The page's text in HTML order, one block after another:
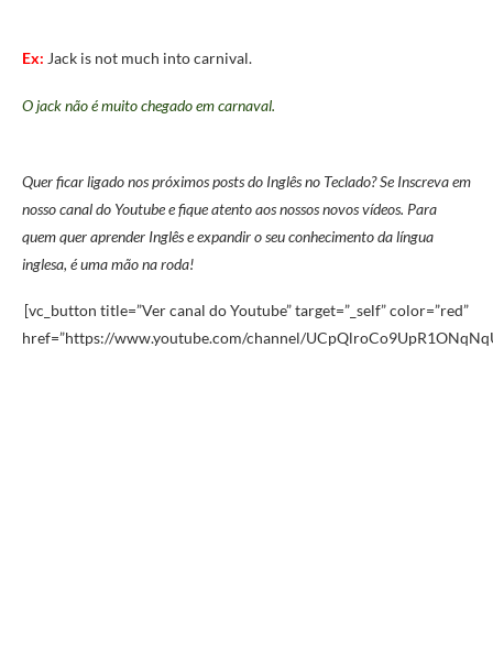
Ex: Jack is not much into carnival.
O jack não é muito chegado em carnaval.
Quer ficar ligado nos próximos posts do Inglês no Teclado? Se Inscreva em
nosso canal do Youtube e fique atento aos nossos novos vídeos. Para
quem quer aprender Inglês e expandir o seu conhecimento da língua
inglesa, é uma mão na roda!
[vc_button title=”Ver canal do Youtube” target=”_self” color=”red”
href=”https://www.youtube.com/channel/